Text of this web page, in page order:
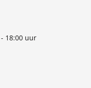
18:00 uur